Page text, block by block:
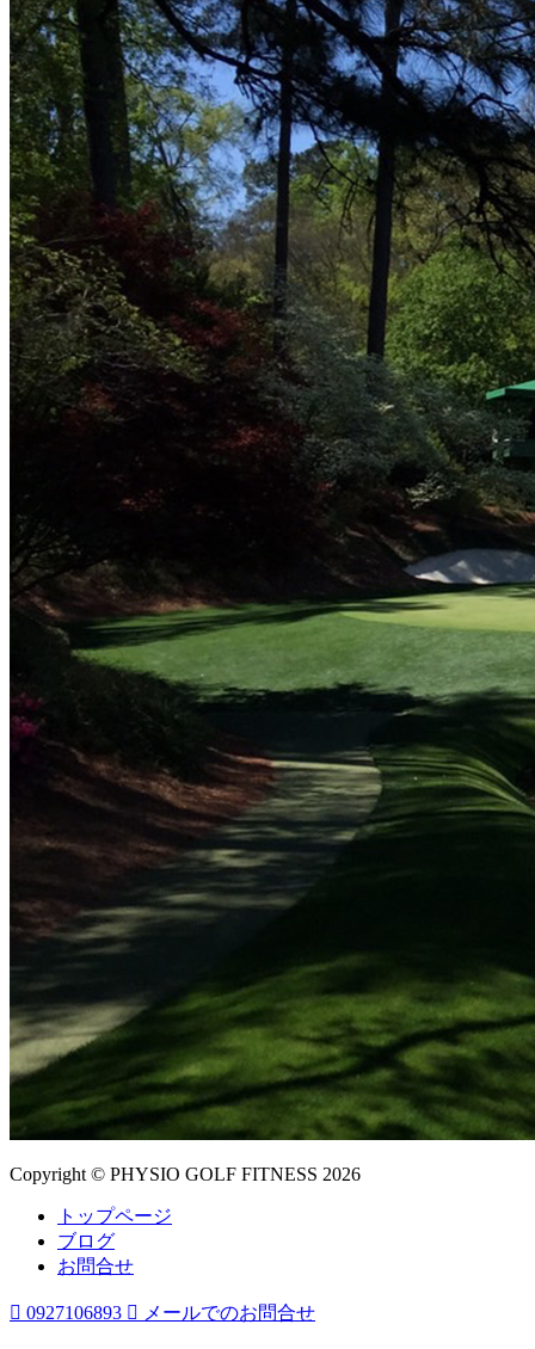
Copyright © PHYSIO GOLF FITNESS 2026
トップページ
ブログ
お問合せ
 0927106893  メールでのお問合せ